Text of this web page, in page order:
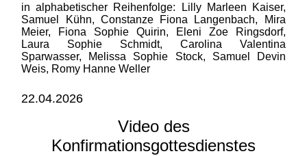
in alphabetischer Reihenfolge: Lilly Marleen Kaiser,
Samuel Kühn, Constanze Fiona Langenbach, Mira
Meier, Fiona Sophie Quirin, Eleni Zoe Ringsdorf,
Laura Sophie Schmidt, Carolina Valentina
Sparwasser, Melissa Sophie Stock, Samuel Devin
Weis, Romy Hanne Weller
22.04.2026
Video des
Konfirmationsgottesdienstes